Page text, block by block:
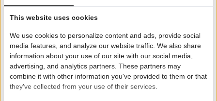
Bekijk campings in de buurt van
Openluchtmuseum de Locht in Melderslo
This website uses cookies
We use cookies to personalize content and ads, provide social
media features, and analyze our website traffic. We also share
information about your use of our site with our social media,
advertising, and analytics partners. These partners may
combine it with other information you've provided to them or that
they've collected from your use of their services.